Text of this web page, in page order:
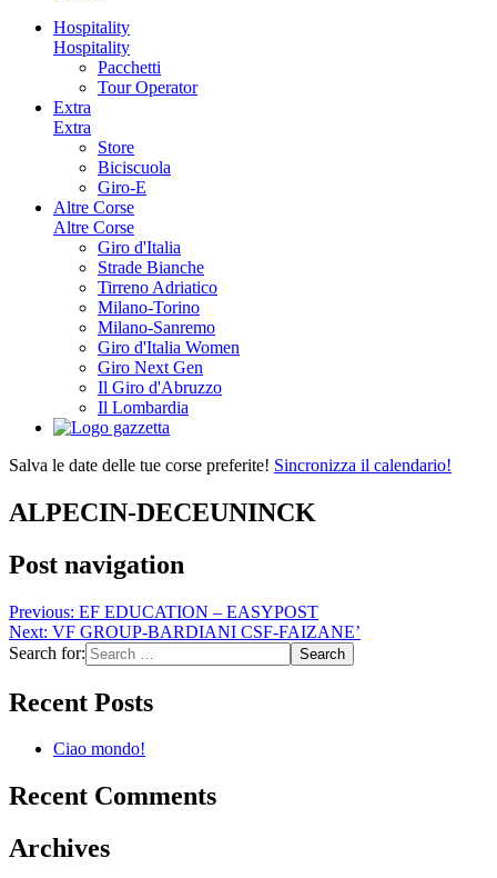
Hospitality
Hospitality
Pacchetti
Tour Operator
Extra
Extra
Store
Biciscuola
Giro-E
Altre Corse
Altre Corse
Giro d'Italia
Strade Bianche
Tirreno Adriatico
Milano-Torino
Milano-Sanremo
Giro d'Italia Women
Giro Next Gen
Il Giro d'Abruzzo
Il Lombardia
Salva le date delle tue corse preferite! Sincronizza il calendario!
ALPECIN-DECEUNINCK
Post navigation
Previous: EF EDUCATION – EASYPOST
Next: VF GROUP-BARDIANI CSF-FAIZANE’
Search for:
Recent Posts
Ciao mondo!
Recent Comments
Archives